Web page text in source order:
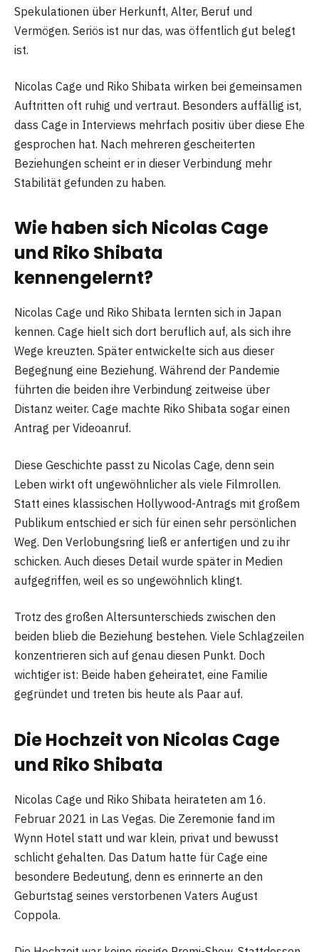
Spekulationen über Herkunft, Alter, Beruf und
Vermögen. Seriös ist nur das, was öffentlich gut belegt
ist.
Nicolas Cage und Riko Shibata wirken bei gemeinsamen
Auftritten oft ruhig und vertraut. Besonders auffällig ist,
dass Cage in Interviews mehrfach positiv über diese Ehe
gesprochen hat. Nach mehreren gescheiterten
Beziehungen scheint er in dieser Verbindung mehr
Stabilität gefunden zu haben.
Wie haben sich Nicolas Cage
und Riko Shibata
kennengelernt?
Nicolas Cage und Riko Shibata lernten sich in Japan
kennen. Cage hielt sich dort beruflich auf, als sich ihre
Wege kreuzten. Später entwickelte sich aus dieser
Begegnung eine Beziehung. Während der Pandemie
führten die beiden ihre Verbindung zeitweise über
Distanz weiter. Cage machte Riko Shibata sogar einen
Antrag per Videoanruf.
Diese Geschichte passt zu Nicolas Cage, denn sein
Leben wirkt oft ungewöhnlicher als viele Filmrollen.
Statt eines klassischen Hollywood-Antrags mit großem
Publikum entschied er sich für einen sehr persönlichen
Weg. Den Verlobungsring ließ er anfertigen und zu ihr
schicken. Auch dieses Detail wurde später in Medien
aufgegriffen, weil es so ungewöhnlich klingt.
Trotz des großen Altersunterschieds zwischen den
beiden blieb die Beziehung bestehen. Viele Schlagzeilen
konzentrieren sich auf genau diesen Punkt. Doch
wichtiger ist: Beide haben geheiratet, eine Familie
gegründet und treten bis heute als Paar auf.
Die Hochzeit von Nicolas Cage
und Riko Shibata
Nicolas Cage und Riko Shibata heirateten am 16.
Februar 2021 in Las Vegas. Die Zeremonie fand im
Wynn Hotel statt und war klein, privat und bewusst
schlicht gehalten. Das Datum hatte für Cage eine
besondere Bedeutung, denn es erinnerte an den
Geburtstag seines verstorbenen Vaters August
Coppola.